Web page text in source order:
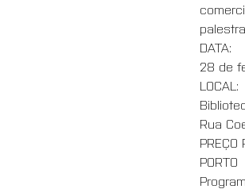
DATA:
28 de
LOCAL:
Rua
PREÇO
PORTO